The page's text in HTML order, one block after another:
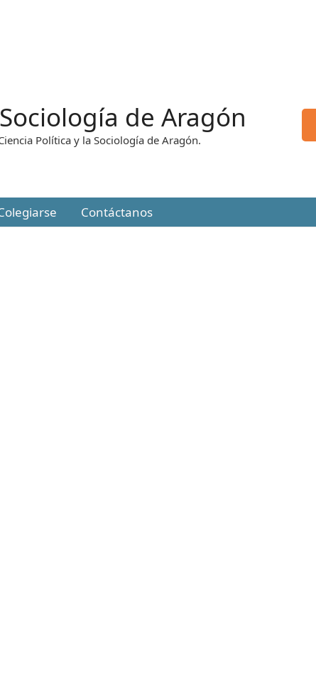
de Aragón
Política y la Sociología de Aragón.
Contáctanos